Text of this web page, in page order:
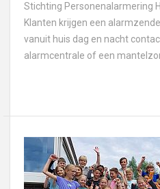
Stichting Personenalarmering
Klanten krijgen een
vanuit huis dag en nacht
alarmcentrale of een